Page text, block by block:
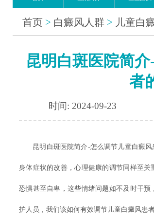
首页 > 白癜风人群 > 儿童白
昆明白斑医院简
者
时间: 2024-09-23
昆明白斑医院简介-怎么调节儿童白癜
身体症状的改善，心理健康的调节同样至关
恐惧甚至自卑，这些情绪问题如不及时干
护人员，我们该如何有效调节儿童白癜风患